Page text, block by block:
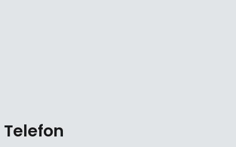
Telefon